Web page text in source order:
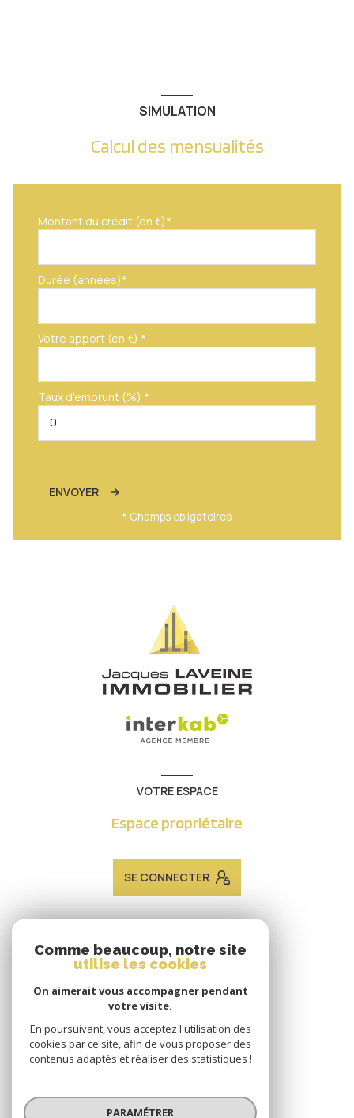
SIMULATION
Calcul des mensualités
Montant du crédit (en €)*
Durée (années)*
Votre apport (en €) *
Taux d'emprunt (%) *
ENVOYER
* Champs obligatoires
VOTRE ESPACE
Espace propriétaire
SE CONNECTER
ADHÉRENTS
Nous adhérons
Comme beaucoup, notre site
utilise les cookies
On aimerait vous accompagner pendant
votre visite.
En poursuivant, vous acceptez l'utilisation des
cookies par ce site, afin de vous proposer des
contenus adaptés et réaliser des statistiques !
PARAMÉTRER